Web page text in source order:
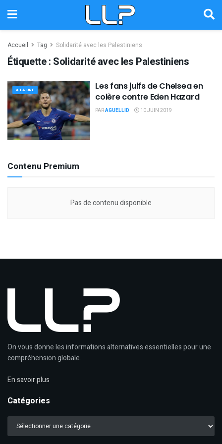
Accueil Tag Solidarité avec les Palestiniens
Étiquette : Solidarité avec les Palestiniens
À LA UNE
Les fans juifs de Chelsea en
colère contre Eden Hazard
PARAGUELLID 10 JUIN 2019
Contenu Premium
Pas de contenu disponible
On vous donne les informations alternatives essentielles pour une
compréhension globale.
En savoir plus
Catégories
Catégories